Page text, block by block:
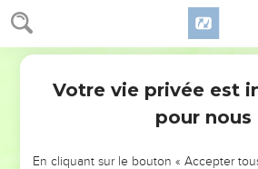
NE MANQUEZ PAS
Votre vie privée est
pour nous
En cliquant sur le bouton « Accepter